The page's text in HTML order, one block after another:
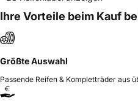
Ihre Vorteile beim Kauf
Größte Auswahl
Passende Reifen & Kompletträder aus